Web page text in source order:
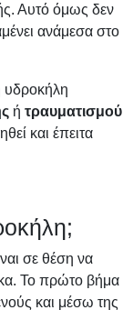
Αυτό όμως δεν
ανάμεσα στο
υδροκήλη
ή τραυματισμού
και έπειτα
σε θέση να
Το πρώτο βήμα
και μέσω της